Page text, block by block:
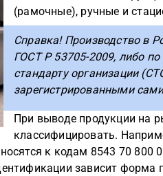
(рамочные), ручные и
Справка! Производство в
ГОСТ Р 53705-2009, либо
стандарту организации
зарегистрированными
При выводе продукции на
классифицировать.
к кодам 8543 70 800
зависит форма